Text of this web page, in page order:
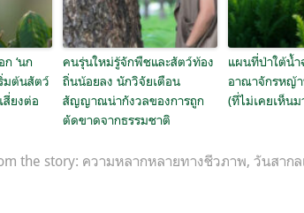
‘นก
มต้นสัตว์
สี่ยงต่อ
คนรุ่นใหม่รู้จักพืชและสัตว์ท้อง
ถิ่นน้อยลง นักวิจัยเตือน
สัญญาณน่ากังวลของการถูก
ตัดขาดจากธรรมชาติ
แผนที่ป่าใต้น้ำ
อาณาจักรหญ้า
(ที่ไม่เคยเห็น
the story: ความหลากหลายทางชีวภาพ, วันสาก